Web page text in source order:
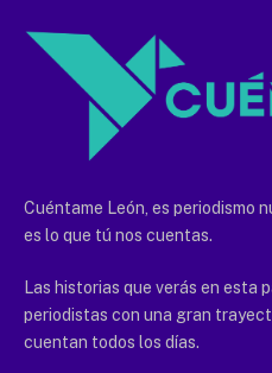
Cuéntame León, es periodismo
es lo que tú nos cuentas.
Las historias que verás en esta
periodistas con una gran
cuentan todos los días.